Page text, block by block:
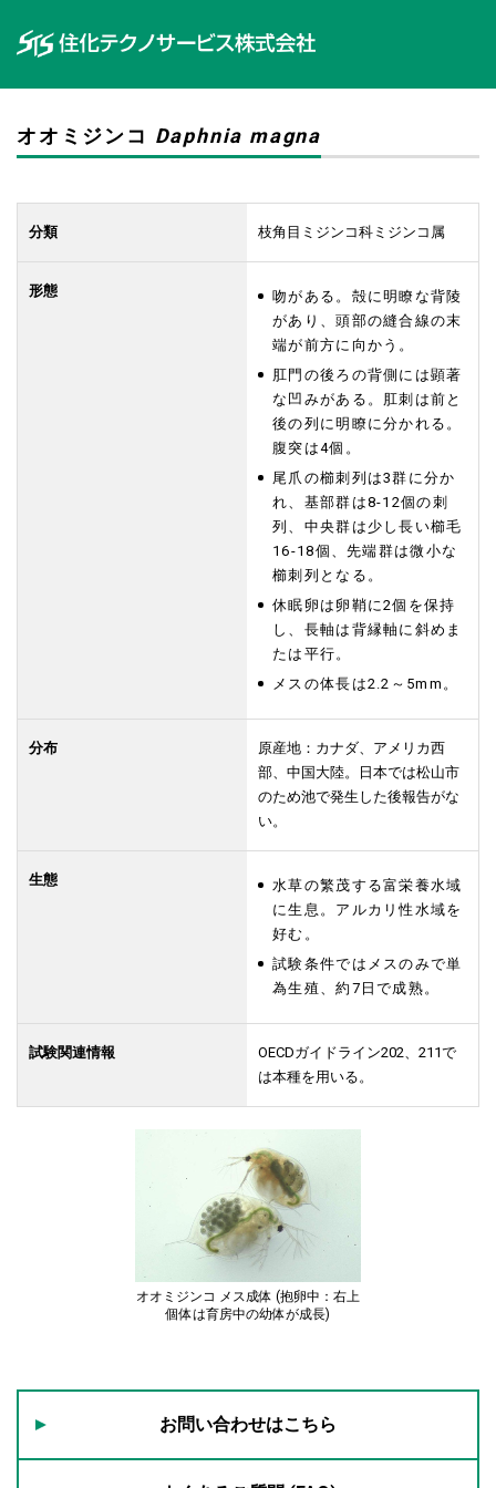
オオミジンコ Daphnia magna
分類 枝角目ミジンコ科ミジンコ属
形態
吻がある。殻に明瞭な背陵
があり、頭部の縫合線の末
端が前方に向かう。
肛門の後ろの背側には顕著
な凹みがある。肛刺は前と
後の列に明瞭に分かれる。
腹突は4個。
尾爪の櫛刺列は3群に分か
れ、基部群は8-12個の刺
列、中央群は少し長い櫛毛
16-18個、先端群は微小な
櫛刺列となる。
休眠卵は卵鞘に2個を保持
し、長軸は背縁軸に斜めま
たは平行。
メスの体長は2.2～5mm。
分布
原産地：カナダ、アメリカ西
部、中国大陸。日本では松山市
のため池で発生した後報告がな
い。
生態
水草の繁茂する富栄養水域
に生息。アルカリ性水域を
好む。
試験条件ではメスのみで単
為生殖、約7日で成熟。
試験関連情報
OECDガイドライン202、211で
は本種を用いる。
オオミジンコ メス成体 (抱卵中：右上
個体は育房中の幼体が成長)
お問い合わせはこちら